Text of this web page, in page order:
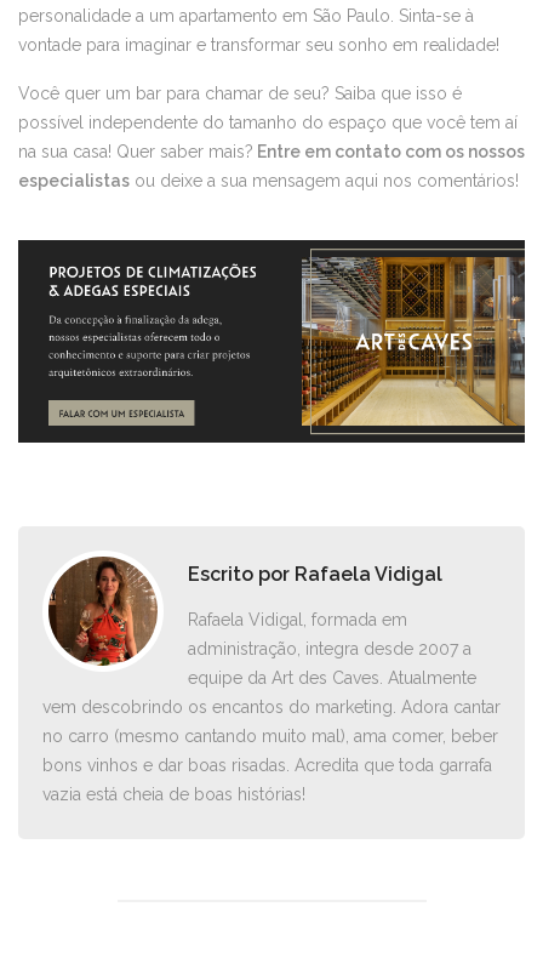
personalidade a um apartamento em São Paulo. Sinta-se à
vontade para imaginar e transformar seu sonho em realidade!
Você quer um bar para chamar de seu? Saiba que isso é
possível independente do tamanho do espaço que você tem aí
na sua casa! Quer saber mais? Entre em contato com os nossos
especialistas ou deixe a sua mensagem aqui nos comentários!
Escrito por Rafaela Vidigal
Rafaela Vidigal, formada em
administração, integra desde 2007 a
equipe da Art des Caves. Atualmente
vem descobrindo os encantos do marketing. Adora cantar
no carro ­(mesmo cantando muito mal), ama comer, beber
bons vinhos e dar boas risadas. Acredita que toda garrafa
vazia está cheia de boas histórias!